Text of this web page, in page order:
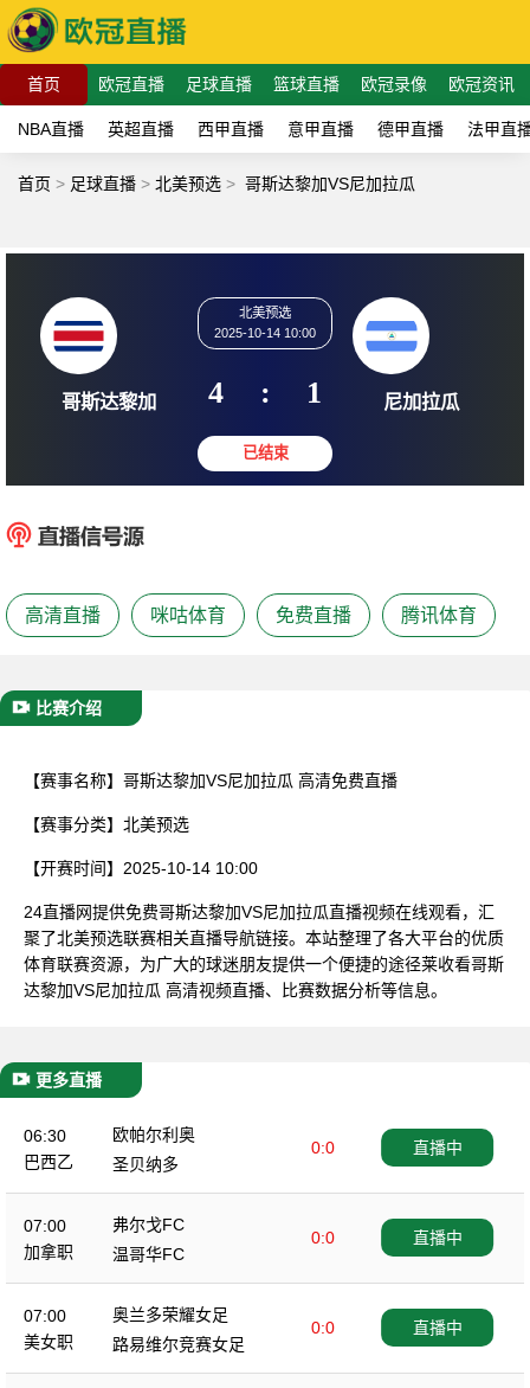
首页 欧冠直播 足球直播 篮球直播 欧冠录像 欧冠资讯
NBA直播 英超直播 西甲直播 意甲直播 德甲直播 法甲直
首页 > 足球直播 > 北美预选 > 哥斯达黎加VS尼加拉瓜
哥斯达黎加
北美预选
2025-10-14 10:00
4 : 1 尼加
高清直播 咪咕体育 免费直播 腾讯体育
比赛介绍
【赛事名称】 哥斯达黎加VS尼加拉瓜 高清免费直播
【赛事分类】 北美预选
【开赛时间】 2025-10-14 10:00
24直播网提供免费哥斯达黎加VS尼加拉瓜直播视频在线观看，汇
聚了北美预选联赛相关直播导航链接。本站整理了各大平台的优质
体育联赛资源，为广大的球迷朋友提供一个便捷的途径莱收看哥斯
达黎加VS尼加拉瓜 高清视频直播、比赛数据分析等信息。
更多直播
06:30
巴西乙
欧帕尔利奥
0:0
圣贝纳多
直播中
07:00
加拿职
弗尔戈FC
0:0
温哥华FC
直播中
07:00
美女职
奥兰多荣耀女足
0:0
路易维尔竞赛女足
直播中